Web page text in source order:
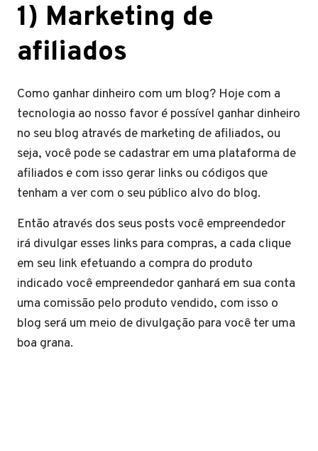
1) Marketing de
afiliados
Como ganhar dinheiro com um blog? Hoje com a
tecnologia ao nosso favor é possível ganhar dinheiro
no seu blog através de marketing de afiliados, ou
seja, você pode se cadastrar em uma plataforma de
afiliados e com isso gerar links ou códigos que
tenham a ver com o seu público alvo do blog.
Então através dos seus posts você empreendedor
irá divulgar esses links para compras, a cada clique
em seu link efetuando a compra do produto
indicado você empreendedor ganhará em sua conta
uma comissão pelo produto vendido, com isso o
blog será um meio de divulgação para você ter uma
boa grana.